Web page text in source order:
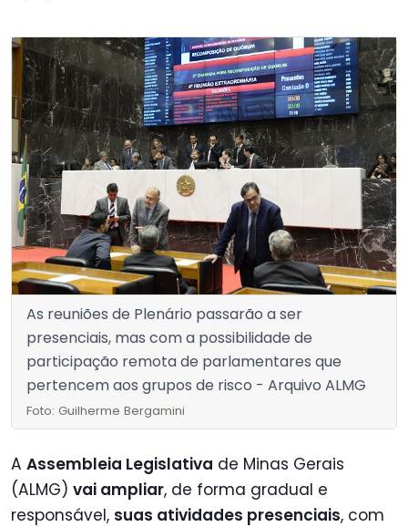
As reuniões de Plenário passarão a ser
presenciais, mas com a possibilidade de
participação remota de parlamentares que
pertencem aos grupos de risco - Arquivo ALMG
Foto: Guilherme Bergamini
A Assembleia Legislativa de Minas Gerais
(ALMG) vai ampliar, de forma gradual e
responsável, suas atividades presenciais, com